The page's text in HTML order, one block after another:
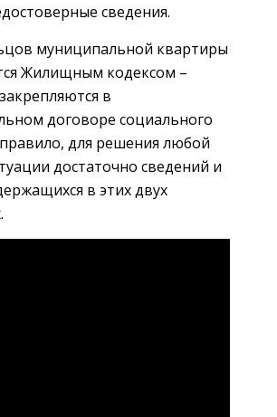
сведения.
муниципальной квартиры
Жилищным кодексом –
в
договоре социального
для решения любой
достаточно сведений и
в этих двух